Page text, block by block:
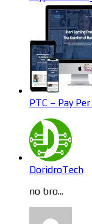
PTC – Pay
DoridroTech
no bro...